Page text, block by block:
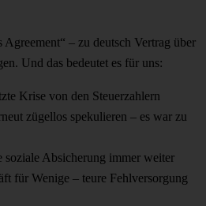
– zu deutsch Vertrag über
Und das bedeutet es für uns:
Krise von den Steuerzahlern
zügellos spekulieren – es war zu
soziale Absicherung immer weiter
für Wenige – teure Fehlversorgung